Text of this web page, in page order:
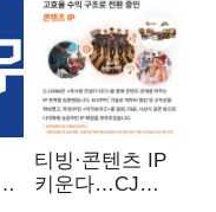
티빙·콘텐츠 IP
키운다…CJ